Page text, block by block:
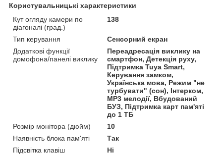
Користувальницькі характеристики
Кут огляду камери по
діагоналі (град.)
138
Тип керування
Сенсорний екран
Додаткові функції
домофона/панелі виклику
Переадресація виклику на
смартфон, Детекція руху,
Підтримка Tuya Smart,
Керування замком,
Українська мова, Режим "не
турбувати" (сон), Інтерком,
MP3 мелодії, Вбудований
БУЗ, Підтримка карт пам'яті
до 1 ТБ
Розмір монітора (дюйм)
10
Наявність блока пам'яті
Так
Підсвітка клавіш
Ні